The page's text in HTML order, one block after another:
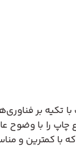
بر
چاپ را با
با کمترین و